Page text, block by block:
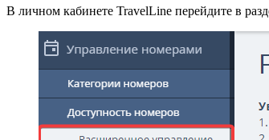
В личном кабинете TravelLine перейдите в